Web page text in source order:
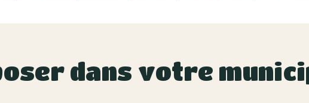
dans votre